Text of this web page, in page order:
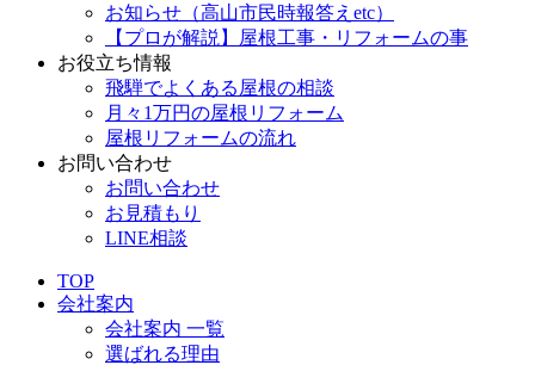
お知らせ（高山市民時報答えetc）
【プロが解説】屋根工事・リフォームの事
お役立ち情報
飛騨でよくある屋根の相談
月々1万円の屋根リフォーム
屋根リフォームの流れ
お問い合わせ
お問い合わせ
お見積もり
LINE相談
TOP
会社案内
会社案内 一覧
選ばれる理由